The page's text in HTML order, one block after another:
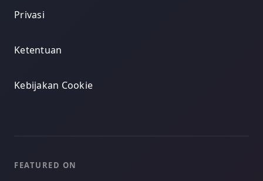
Privasi
Ketentuan
Kebijakan Cookie
FEATURED ON